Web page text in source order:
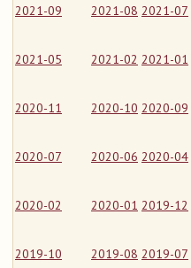
2021-09 2021-08 2021-07
2021-05 2021-02 2021-01
2020-11 2020-10 2020-09
2020-07 2020-06 2020-04
2020-02 2020-01 2019-12
2019-10 2019-08 2019-07